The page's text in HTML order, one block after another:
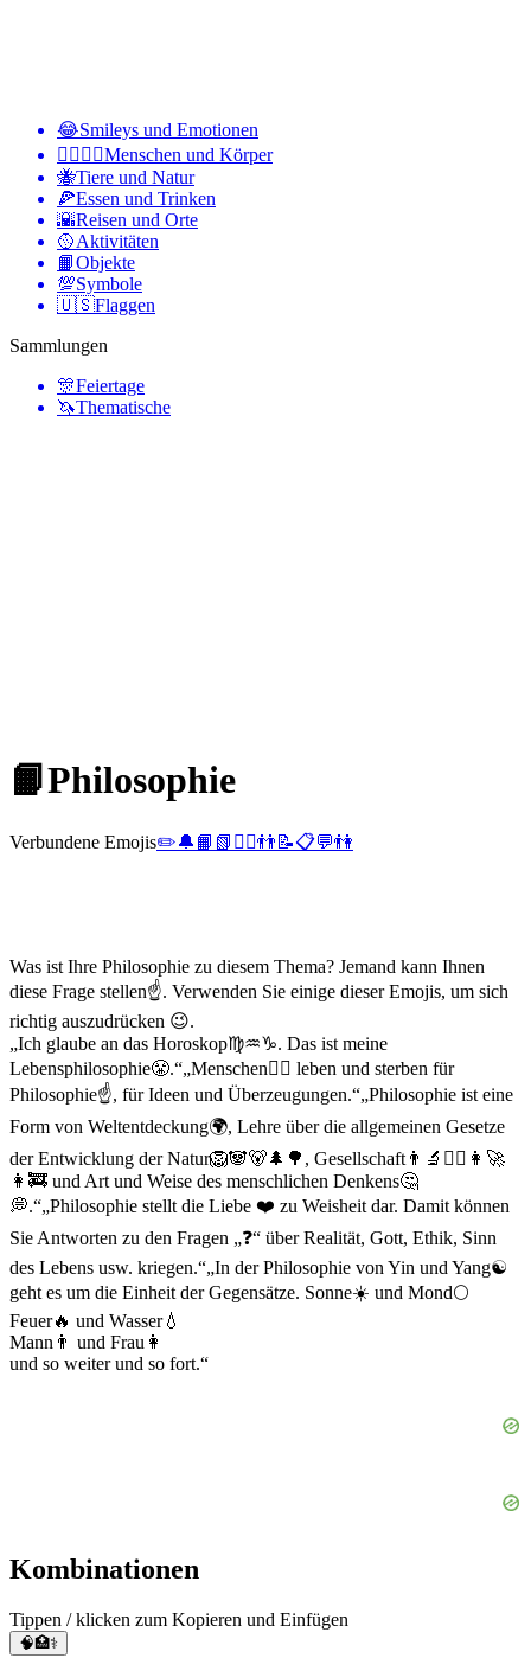
😂Smileys und Emotionen
👩‍❤️‍💋‍👨Menschen und Körper
🐝Tiere und Natur
🍕Essen und Trinken
🌇Reisen und Orte
🥎Aktivitäten
📙Objekte
💯Symbole
🇺🇸Flaggen
Sammlungen
🎊Feiertage
🦄Thematische
📙Philosophie
Verbundene Emojis✏️🔔 📙 📗 👨‍⚕️👬 📝📋💬👫
Was ist Ihre Philosophie zu diesem Thema? Jemand kann Ihnen
diese Frage stellen☝. Verwenden Sie einige dieser Emojis, um sich
richtig auszudrücken 😉.
„Ich glaube an das Horoskop♍♒♑. Das ist meine
Lebensphilosophie😤.“„Menschen🙎‍♂️ leben und sterben für
Philosophie☝, für Ideen und Überzeugungen.“„Philosophie ist eine
Form von Weltentdeckung🌍, Lehre über die allgemeinen Gesetze
der Entwicklung der Natur🦁🐼🐻🌲🌳, Gesellschaft👨‍🔬️👩‍✈️👩‍🚀️
👩‍🚒️ und Art und Weise des menschlichen Denkens🤔
💭.“„Philosophie stellt die Liebe ❤️ zu Weisheit dar. Damit können
Sie Antworten zu den Fragen „❓“ über Realität, Gott, Ethik, Sinn
des Lebens usw. kriegen.“„In der Philosophie von Yin und Yang☯️
geht es um die Einheit der Gegensätze. Sonne☀️ und Mond🌕
Feuer🔥 und Wasser💧
Mann👨 und Frau👩
und so weiter und so fort.“
Kombinationen
Tippen / klicken zum Kopieren und Einfügen
🧠🏥⚕️